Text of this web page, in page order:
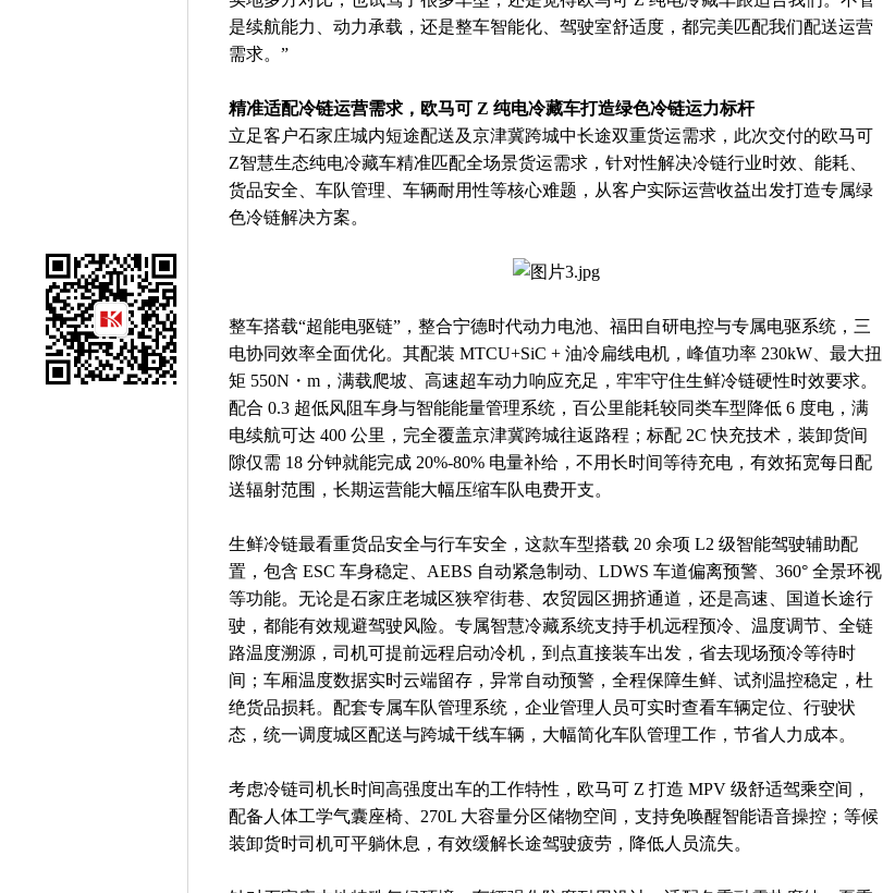
是续航能力、动力承载，还是整车智能化、驾驶室舒适度，都完美匹配我们配送运营
需求。”
精准适配冷链运营需求，欧马可 Z 纯电冷藏车打造绿色冷链运力标杆
立足客户石家庄城内短途配送及京津冀跨城中长途双重货运需求，此次交付的欧马可
Z智慧生态纯电冷藏车精准匹配全场景货运需求，针对性解决冷链行业时效、能耗、
货品安全、车队管理、车辆耐用性等核心难题，从客户实际运营收益出发打造专属绿
色冷链解决方案。
整车搭载“超能电驱链”，整合宁德时代动力电池、福田自研电控与专属电驱系统，三
电协同效率全面优化。其配装 MTCU+SiC + 油冷扁线电机，峰值功率 230kW、最大扭
矩 550N・m，满载爬坡、高速超车动力响应充足，牢牢守住生鲜冷链硬性时效要求。
配合 0.3 超低风阻车身与智能能量管理系统，百公里能耗较同类车型降低 6 度电，满
电续航可达 400 公里，完全覆盖京津冀跨城往返路程；标配 2C 快充技术，装卸货间
隙仅需 18 分钟就能完成 20%-80% 电量补给，不用长时间等待充电，有效拓宽每日配
送辐射范围，长期运营能大幅压缩车队电费开支。
生鲜冷链最看重货品安全与行车安全，这款车型搭载 20 余项 L2 级智能驾驶辅助配
置，包含 ESC 车身稳定、AEBS 自动紧急制动、LDWS 车道偏离预警、360° 全景环视
等功能。无论是石家庄老城区狭窄街巷、农贸园区拥挤通道，还是高速、国道长途行
驶，都能有效规避驾驶风险。专属智慧冷藏系统支持手机远程预冷、温度调节、全链
路温度溯源，司机可提前远程启动冷机，到点直接装车出发，省去现场预冷等待时
间；车厢温度数据实时云端留存，异常自动预警，全程保障生鲜、试剂温控稳定，杜
绝货品损耗。配套专属车队管理系统，企业管理人员可实时查看车辆定位、行驶状
态，统一调度城区配送与跨城干线车辆，大幅简化车队管理工作，节省人力成本。
考虑冷链司机长时间高强度出车的工作特性，欧马可 Z 打造 MPV 级舒适驾乘空间，
配备人体工学气囊座椅、270L 大容量分区储物空间，支持免唤醒智能语音操控；等候
装卸货时司机可平躺休息，有效缓解长途驾驶疲劳，降低人员流失。